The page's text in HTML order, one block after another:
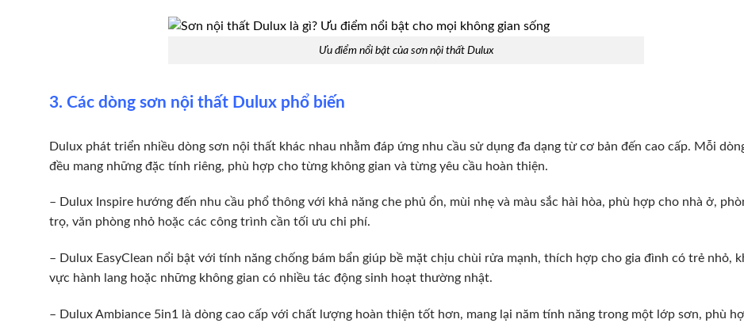
Ưu điểm nổi bật của sơn nội thất Dulux
3. Các dòng sơn nội thất Dulux phổ biến
Dulux phát triển nhiều dòng sơn nội thất khác nhau nhằm đáp ứng nhu cầu sử dụng đa dạng từ cơ bản đến cao cấp. Mỗi
đều mang những đặc tính riêng, phù hợp cho từng không gian và từng yêu cầu hoàn thiện.
– Dulux Inspire hướng đến nhu cầu phổ thông với khả năng che phủ ổn, mùi nhẹ và màu sắc hài hòa, phù hợp cho nhà ở,
trọ, văn phòng nhỏ hoặc các công trình cần tối ưu chi phí.
– Dulux EasyClean nổi bật với tính năng chống bám bẩn giúp bề mặt chịu chùi rửa mạnh, thích hợp cho gia đình có trẻ nhỏ,
vực hành lang hoặc những không gian có nhiều tác động sinh hoạt thường nhật.
– Dulux Ambiance 5in1 là dòng cao cấp với chất lượng hoàn thiện tốt hơn, mang lại năm tính năng trong một lớp sơn, phù